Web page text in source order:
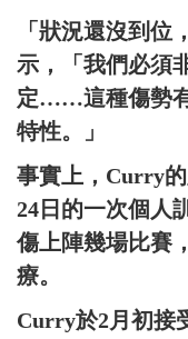
「狀況還沒到
示，「我們必須
定……這種傷勢
特性。」
事實上，Curry
24日的一次個人
傷上陣幾場比賽
療。
Curry於2月初接